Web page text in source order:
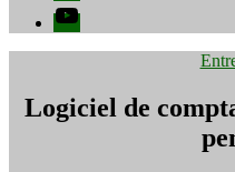
YouTube
Logiciel de